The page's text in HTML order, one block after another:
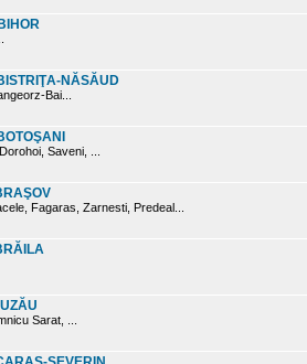
NĂSĂUD
Bai...
Saveni, ...
Fagaras, Zarnesti, Predeal...
Sarat, ...